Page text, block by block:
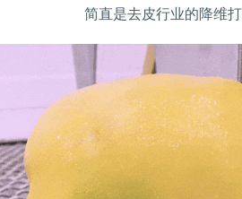
简直是去皮行业的降维